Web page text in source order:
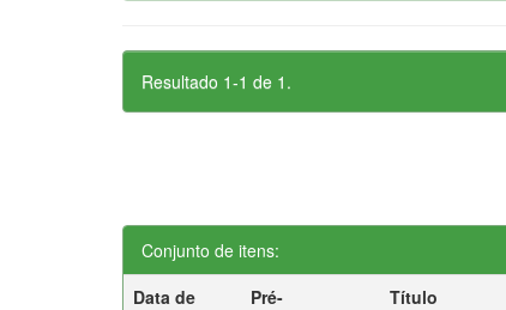
Resultado 1-1 de 1.
Conjunto de itens:
Data de
Pré-
Título